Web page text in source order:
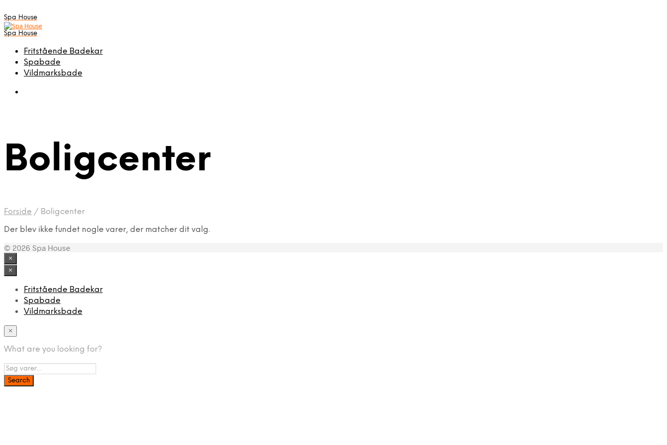
Spa House
Spa House
Fritstående Badekar
Spabade
Vildmarksbade
Boligcenter
Forside / Boligcenter
Der blev ikke fundet nogle varer, der matcher dit valg.
© 2026 Spa House
×
×
Fritstående Badekar
Spabade
Vildmarksbade
×
What are you looking for?